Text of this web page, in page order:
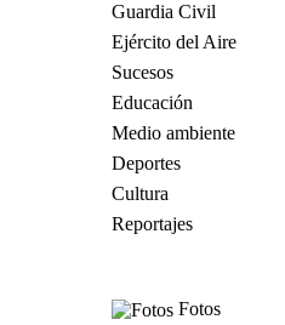
Guardia Civil
Ejército del Aire
Sucesos
Educación
Medio ambiente
Deportes
Cultura
Reportajes
Fotos